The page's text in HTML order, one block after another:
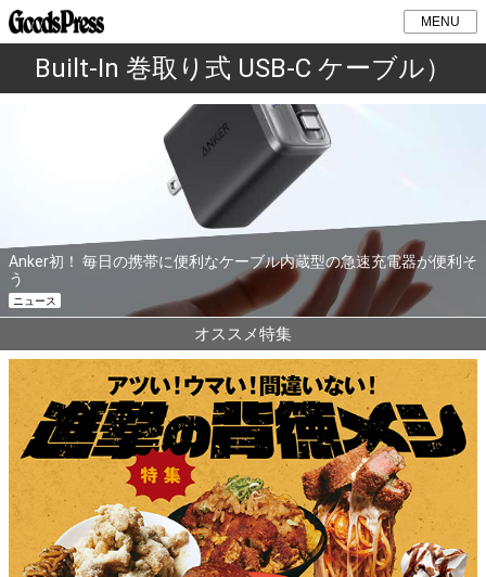
MENU
Built-In 巻取り式 USB-C ケーブル）
Anker初！ 毎日の携帯に便利なケーブル内蔵型の急速充電器が便利そ
う
ニュース
オススメ特集